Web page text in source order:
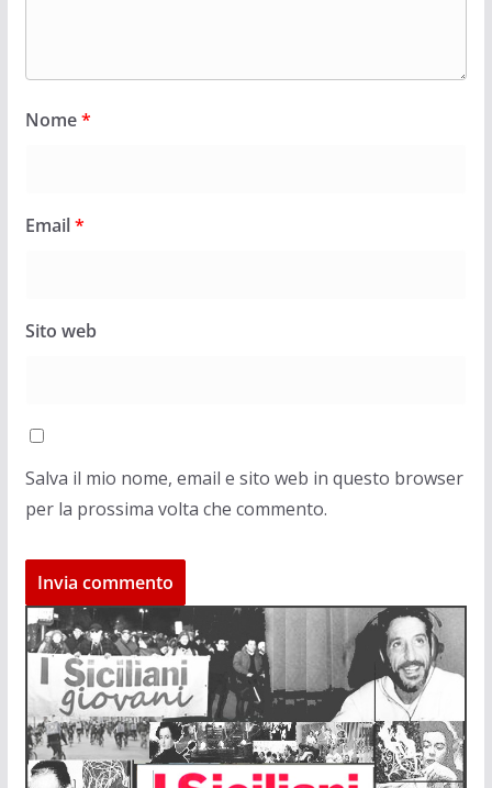
Nome*
Email*
Sito web
Salva il mio nome, email e sito web in questo browser
per la prossima volta che commento.